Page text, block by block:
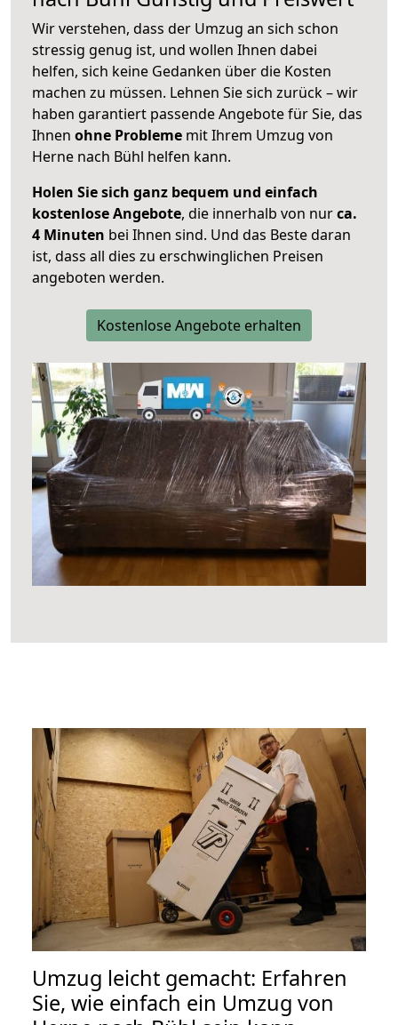
Wir verstehen, dass der Umzug an sich schon
stressig genug ist, und wollen Ihnen dabei
helfen, sich keine Gedanken über die Kosten
machen zu müssen. Lehnen Sie sich zurück – wir
haben garantiert passende Angebote für Sie, das
Ihnen ohne Probleme mit Ihrem Umzug von
Herne nach Bühl helfen kann.
Holen Sie sich ganz bequem und einfach
kostenlose Angebote, die innerhalb von nurca.
4 Minuten bei Ihnen sind. Und das Beste daran
ist, dass all dies zu erschwinglichen Preisen
angeboten werden.
Kostenlose Angebote erhalten
Umzug leicht gemacht: Erfahren
Sie, wie einfach ein Umzug von